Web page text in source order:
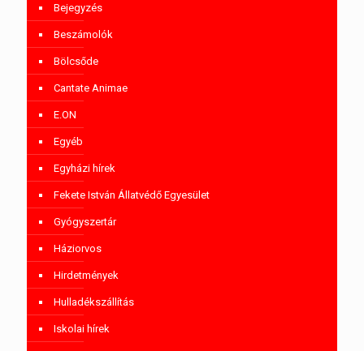
Bejegyzés
Beszámolók
Bölcsőde
Cantate Animae
E.ON
Egyéb
Egyházi hírek
Fekete István Állatvédő Egyesület
Gyógyszertár
Háziorvos
Hirdetmények
Hulladékszállítás
Iskolai hírek